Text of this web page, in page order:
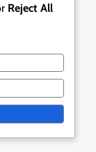
for the
Reject All